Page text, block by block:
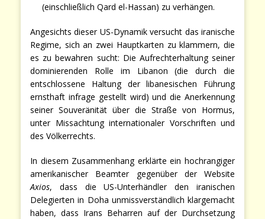
(einschließlich Qard el-Hassan) zu verhängen.
Angesichts dieser US-Dynamik versucht das iranische
Regime, sich an zwei Hauptkarten zu klammern, die
es zu bewahren sucht: Die Aufrechterhaltung seiner
dominierenden Rolle im Libanon (die durch die
entschlossene Haltung der libanesischen Führung
ernsthaft infrage gestellt wird) und die Anerkennung
seiner Souveränität über die Straße von Hormus,
unter Missachtung internationaler Vorschriften und
des Völkerrechts.
In diesem Zusammenhang erklärte ein hochrangiger
amerikanischer Beamter gegenüber der Website
Axios, dass die US-Unterhändler den iranischen
Delegierten in Doha unmissverständlich klargemacht
haben, dass Irans Beharren auf der Durchsetzung